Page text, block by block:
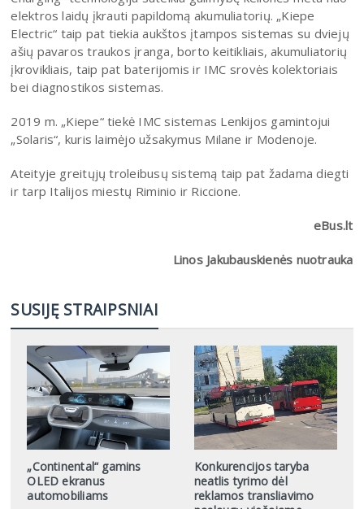
elektros laidų įkrauti papildomą akumuliatorių. „Kiepe
Electric“ taip pat tiekia aukštos įtampos sistemas su dviejų
ašių pavaros traukos įranga, borto keitikliais, akumuliatorių
įkrovikliais, taip pat baterijomis ir IMC srovės kolektoriais
bei diagnostikos sistemas.
2019 m. „Kiepe“ tiekė IMC sistemas Lenkijos gamintojui
„Solaris“, kuris laimėjo užsakymus Milane ir Modenoje.
Ateityje greitųjų troleibusų sistemą taip pat žadama diegti
ir tarp Italijos miestų Riminio ir Riccione.
eBus.lt
Linos Jakubauskienės nuotrauka
SUSIJĘ STRAIPSNIAI
„Continental“ gamins
OLED ekranus
automobiliams
Konkurencijos taryba
neatlis tyrimo dėl
reklamos transliavimo